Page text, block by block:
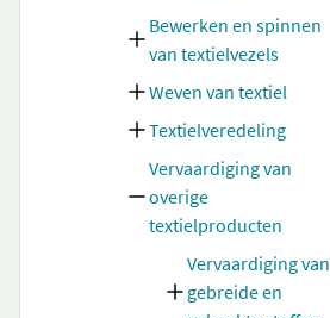
Bewerken en spinnen
van textielvezels
Weven van textiel
Textielveredeling
Vervaardiging van
overige
textielproducten
Vervaardiging van
gebreide en